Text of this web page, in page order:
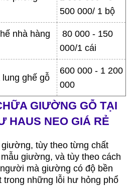
500 000/ 1 bộ
nhà hàng
80 000 - 150
000/1 cái
ghế gỗ
600 000 - 1 200
000
GIƯỜNG GỖ TẠI
HAUS NEO GIÁ RẺ
tùy theo từng chất
giường, và tùy theo cách
mà giường có độ bền
trong những lỗi hư hỏng phổ